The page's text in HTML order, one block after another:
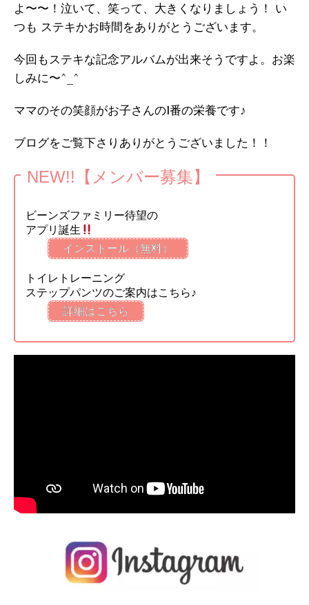
よ〜〜！泣いて、笑って、大きくなりましょう！ い
つも ステキかお時間をありがとうございます。
今回もステキな記念アルバムが出来そうですよ。お楽
しみに〜^_^
ママのその笑顔がお子さんの1番の栄養です♪
ブログをご覧下さりありがとうございました！！
NEW!!【メンバー募集】
ビーンズファミリー待望の
アプリ誕生
インストール（無料）
トイレトレーニング
ステップパンツのご案内はこちら♪
詳細はこちら